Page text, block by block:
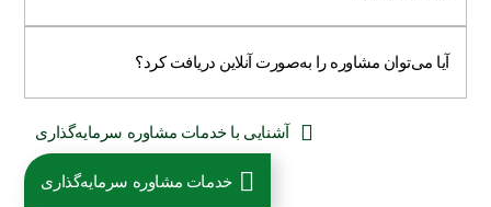
آیا می‌توان مشاوره را به‌صورت آنلاین دریافت کرد؟
آشنایی با خدمات مشاوره سرمایه‌گذاری
خدمات مشاوره سرمایه‌گذاری